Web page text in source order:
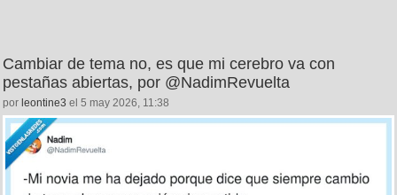
Cambiar de tema no, es que mi cerebro va con
pestañas abiertas, por @NadimRevuelta
por leontine3 el 5 may 2026, 11:38